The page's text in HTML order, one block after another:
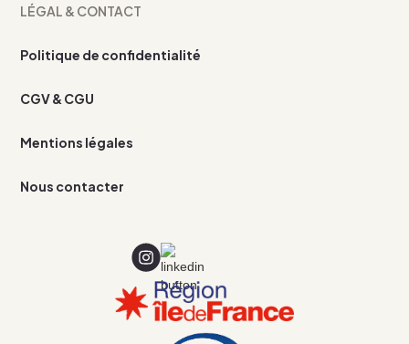
LÉGAL & CONTACT
Politique de confidentialité
CGV & CGU
Mentions légales
Nous contacter